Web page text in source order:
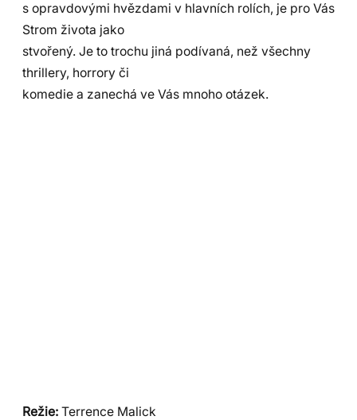
s opravdovými hvězdami v hlavních rolích, je pro Vás
Strom života jako
stvořený. Je to trochu jiná podívaná, než všechny
thrillery, horrory či
komedie a zanechá ve Vás mnoho otázek.
Režie: Terrence Malick